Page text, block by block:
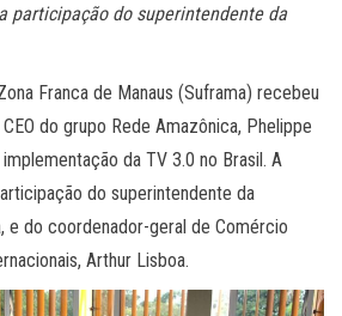
participação do superintendente da
Franca de Manaus (Suframa) recebeu
do grupo Rede Amazônica, Phelippe
da TV 3.0 no Brasil. A
do superintendente da
e do coordenador-geral de Comércio
Arthur Lisboa.